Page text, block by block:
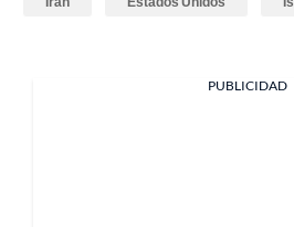
PUBLICIDAD